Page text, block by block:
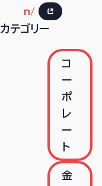
n/
カテゴリー
コ
ー
ポ
レ
ー
ト
金